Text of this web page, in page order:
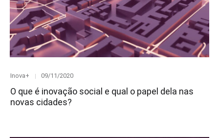
Category
Inova+
Posted
09/11/2020
O que é inovação social e qual o papel dela nas
novas cidades?